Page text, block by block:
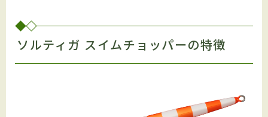
ソルティガ スイムチョッパーの特徴